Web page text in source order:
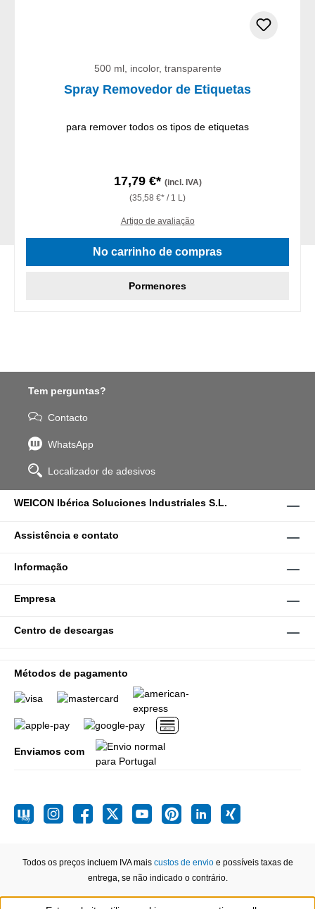
500 ml, incolor, transparente
Spray Removedor de Etiquetas
para remover todos os tipos de etiquetas
17,79 €* (incl. IVA)
(35,58 €* / 1 L)
Artigo de avaliação
No carrinho de compras
Pormenores
Tem perguntas?
Contacto
WhatsApp
Localizador de adesivos
WEICON Ibérica Soluciones Industriales S.L.
Assistência e contato
Informação
Empresa
Centro de descargas
Métodos de pagamento
Enviamos com
Todos os preços incluem IVA mais custos de envioe possíveis taxas de
entrega, se não indicado o contrário.